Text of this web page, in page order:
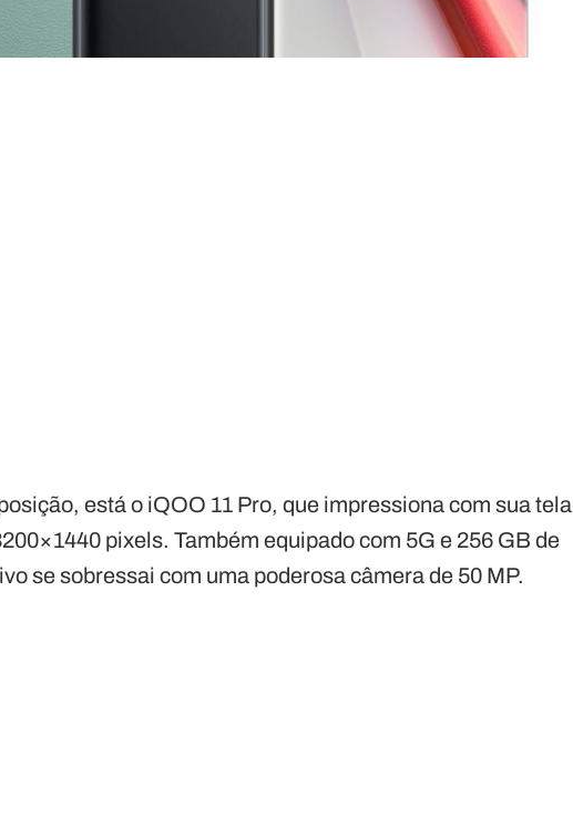
está o iQOO 11 Pro, que impressiona com sua tela
pixels. Também equipado com 5G e 256 GB de
se sobressai com uma poderosa câmera de 50 MP.